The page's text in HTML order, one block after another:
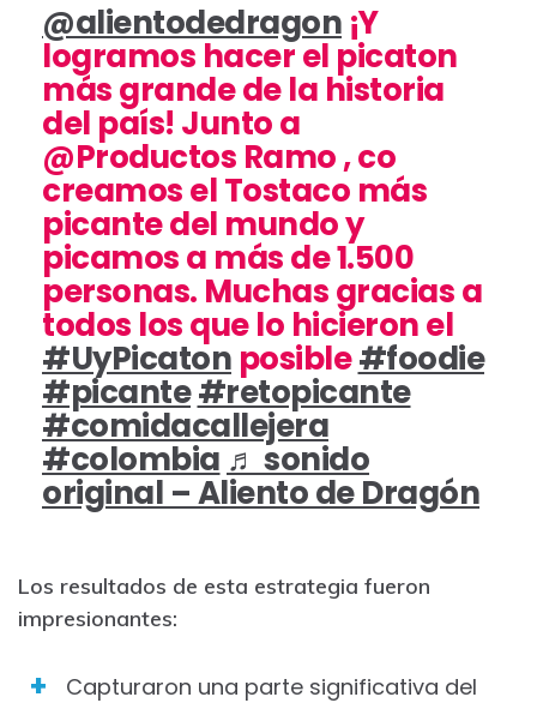
@alientodedragon ¡Y
logramos hacer el picaton
más grande de la historia
del país! Junto a
@Productos Ramo , co
creamos el Tostaco más
picante del mundo y
picamos a más de 1.500
personas. Muchas gracias a
todos los que lo hicieron el
#UyPicaton posible#foodie
#picante#retopicante
#comidacallejera
#colombia ♬ sonido
original – Aliento de Dragón
Los resultados de esta estrategia fueron
impresionantes:
Capturaron una parte significativa del